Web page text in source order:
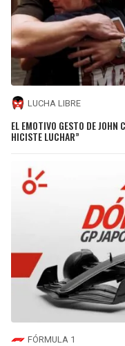
LUCHA LIBRE
EL EMOTIVO GESTO DE JOHN
HICISTE LUCHAR”
FÓRMULA 1